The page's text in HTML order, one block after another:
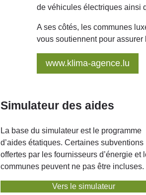
de véhicules électriques ainsi
A ses côtés, les communes
vous soutiennent pour
www.klima-agence.lu
Simulateur des aides
La base du simulateur est le programme
d’aides étatiques. Certaines subventions
offertes par les fournisseurs d’énergie et
communes peuvent ne pas être incluses.
Vers le simulateur